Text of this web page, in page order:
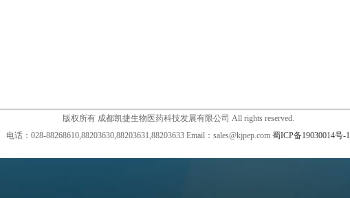
版权所有 成都凯捷生物医药科技发展有限公司 All rights reserved.
电话：028-88268610,88203630,88203631,88203633 Email：sales@kjpep.com 蜀ICP备19030014号-1